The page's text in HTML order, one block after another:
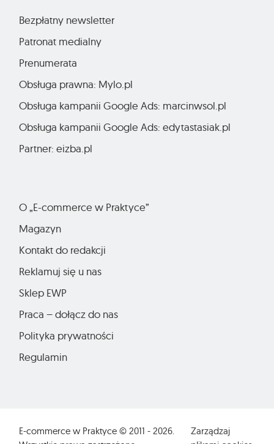
Bezpłatny newsletter
Patronat medialny
Prenumerata
Obsługa prawna: Mylo.pl
Obsługa kampanii Google Ads: marcinwsol.pl
Obsługa kampanii Google Ads: edytastasiak.pl
Partner: eizba.pl
O „E-commerce w Praktyce”
Magazyn
Kontakt do redakcji
Reklamuj się u nas
Sklep EWP
Praca – dołącz do nas
Polityka prywatności
Regulamin
E-commerce w Praktyce © 2011 - 2026.
Zarządzaj